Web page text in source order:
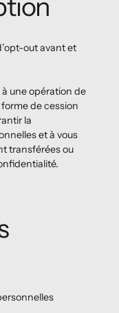
out avant et
une opération de
de cession
la
et à vous
transférées ou